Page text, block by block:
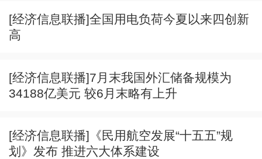
[经济信息联播]全国用电负荷今夏以来四创新
高
[经济信息联播]7月末我国外汇储备规模为
34188亿美元 较6月末略有上升
[经济信息联播]《民用航空发展“十五五”规
划》发布 推进六大体系建设